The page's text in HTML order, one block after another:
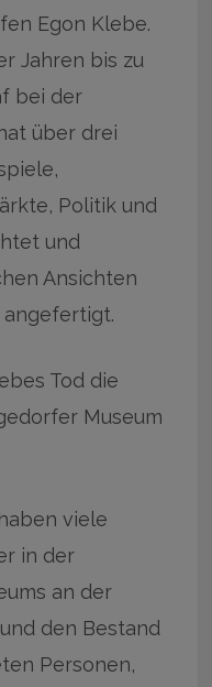
Egon Klebe.
Jahren bis zu
bei der
über drei
Politik und
und
Ansichten
Tod die
Museum
viele
in der
an der
den Bestand
Personen,